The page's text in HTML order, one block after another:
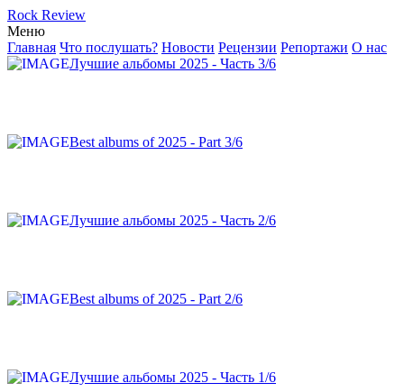
Rock Review
Меню
Главная Что послушать? Новости Рецензии Репортажи О нас
Лучшие альбомы 2025 - Часть 3/6
Best albums of 2025 - Part 3/6
Лучшие альбомы 2025 - Часть 2/6
Best albums of 2025 - Part 2/6
Лучшие альбомы 2025 - Часть 1/6